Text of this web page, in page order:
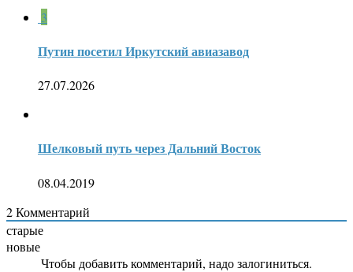
3
Путин посетил Иркутский авиазавод
27.07.2026
Шелковый путь через Дальний Восток
08.04.2019
2Комментарий
старые
новые
Чтобы добавить комментарий, надо залогиниться.